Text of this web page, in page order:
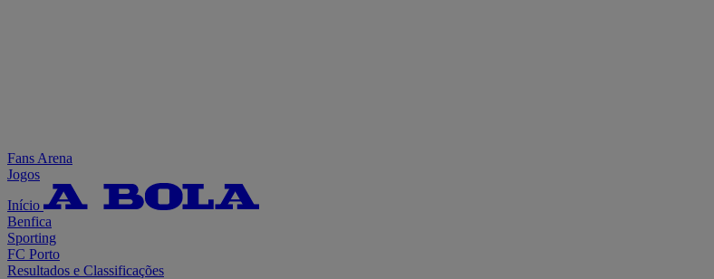
Fans Arena
Jogos
Início
Benfica
Sporting
FC Porto
Resultados e Classificações